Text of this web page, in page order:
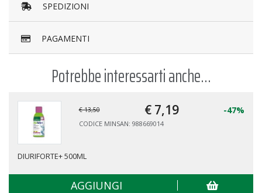
SPEDIZIONI
PAGAMENTI
Potrebbe interessarti anche...
€ 8,00 € 7,20 -10%
CODICE MINSAN: 989634516
L'ANGELICA TISANA DRENA 20FILT
AGGIUNGI